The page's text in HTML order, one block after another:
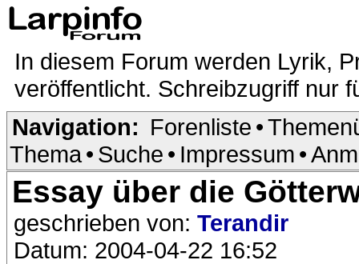
In diesem Forum werden Lyrik,
veröffentlicht. Schreibzugriff nur
Navigation: Forenliste •
Thema• Suche • Impressum •
Essay über die
geschrieben von: Terandir
Datum: 2004-04-22 16:52